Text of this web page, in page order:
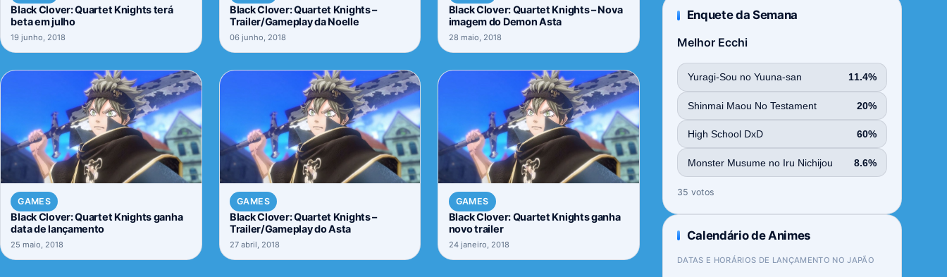
Black Clover: Quartet Knights terá
beta em julho
19 junho, 2018
Black Clover: Quartet Knights –
Trailer/Gameplay da Noelle
06 junho, 2018
Black Clover: Quartet Knights – Nova
imagem do Demon Asta
28 maio, 2018
GAMES
Black Clover: Quartet Knights ganha
data de lançamento
25 maio, 2018
GAMES
Black Clover: Quartet Knights –
Trailer/Gameplay do Asta
27 abril, 2018
GAMES
Black Clover: Quartet Knights ganha
novo trailer
24 janeiro, 2018
Enquete da Semana
Melhor Ecchi
Yuragi-Sou no Yuuna-san 11.4%
Shinmai Maou No Testament 20%
High School DxD 60%
Monster Musume no Iru Nichijou 8.6%
35 votos
Calendário de Animes
DATAS E HORÁRIOS DE LANÇAMENTO NO JAPÃO